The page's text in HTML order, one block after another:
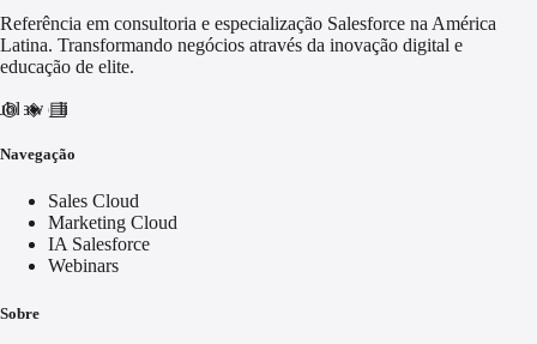
Referência em consultoria e especialização Salesforce na América
Latina. Transformando negócios através da inovação digital e
educação de elite.
video_library
Navegação
Sales Cloud
Marketing Cloud
IA Salesforce
Webinars
Sobre